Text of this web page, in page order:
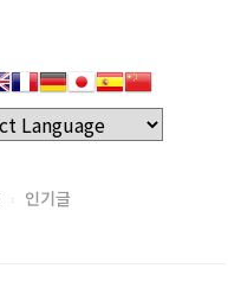
인기글